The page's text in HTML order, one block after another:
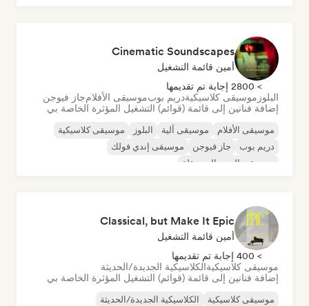
Cinematic Soundscapes
أمين قائمة التشغيل
> 2800 إجابة تم تقديمها
البلوز موسيقى كلاسيكيةدريم بوبموسيقى الأفلامجاز فيوجن
إضافة فنانين إلى قائمة (قوائم) التشغيل المؤثرة الخاصة بي
موسيقى الأفلام موسيقى آلية البلوز
موسيقى كلاسيكية
دريم بوب
جاز فيوجن
موسيقى إندي فولك
موسيقى البوب المستقلة
Classical, but Make It Epic
أمين قائمة التشغيل
> 400 إجابة تم تقديمها
موسيقى كلاسيكيةالكلاسيكية الجديدة/الحديثة
إضافة فنانين إلى قائمة (قوائم) التشغيل المؤثرة الخاصة بي
موسيقى كلاسيكية الكلاسيكية الجديدة/الحديثة